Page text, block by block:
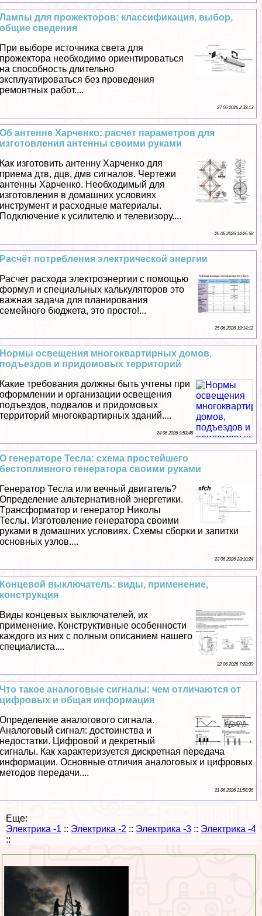
Лампы для прожекторов: классификация, выбор,
общие сведения
При выборе источника света для
прожектора необходимо ориентироваться
на способность длительно
эксплуатироваться без проведения
ремонтных работ....
27 06 2026 2:33:13
Об антенне Харченко: расчет параметров для
изготовления антенны своими руками
Как изготовить антенну Харченко для
приема дтв, дцв, дмв сигналов. Чертежи
антенны Харченко. Необходимый для
изготовления в домашних условиях
инструмент и расходные материалы.
Подключение к усилителю и телевизору....
26 06 2026 14:26:58
Расчёт потрeбления электрической энергии
Расчет расхода электроэнергии с помощью
формул и специальных калькуляторов это
важная задача для планирования
семейного бюджета, это просто!...
25 06 2026 19:14:12
Нормы освещения многоквартирных домов,
подъездов и придомовых территорий
Какие требования должны быть учтены при
оформлении и организации освещения
подъездов, подвалов и придомовых
территорий многоквартирных зданий....
24 06 2026 9:53:48
О генераторе Тесла: схема простейшего
бестопливного генератора своими руками
Генератор Тесла или вечный двигатель?
Определение альтернативной энергетики.
Tрaнcформатор и генератор Николы
Теслы. Изготовление генератора своими
руками в домашних условиях. Схемы сборки и запитки
основных узлов....
23 06 2026 23:10:24
Концевой выключатель: виды, применение,
конструкция
Виды концевых выключателей, их
применение. Конструктивные особенности
каждого из них с полным описанием нашего
специалиста....
22 06 2026 7:28:39
Что такое аналоговые сигналы: чем отличаются от
цифровых и общая информация
Определение аналогового сигнала.
Аналоговый сигнал: достоинства и
недостатки. Цифровой и декретный
сигналы. Как хаpaктеризуется дискретная передача
информации. Основные отличия аналоговых и цифровых
методов передачи....
21 06 2026 21:56:36
Еще:
Электрика -1 :: Электрика -2 :: Электрика -3 :: Электрика -4
::